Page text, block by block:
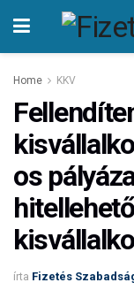
Home KKV
os
írta Fizetés